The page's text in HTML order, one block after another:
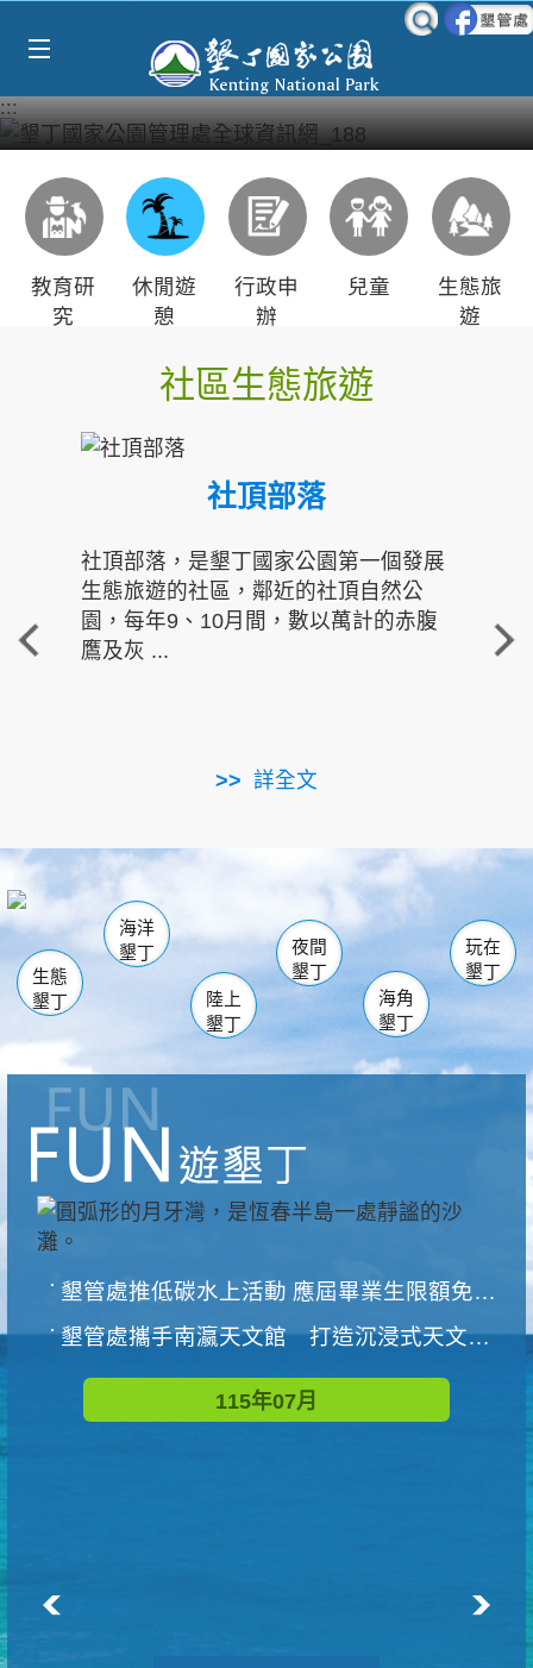
:::
教育研
究
休閒遊
憩
行政申
辦
兒童
生態旅
遊
社區生態旅遊
社頂部落
社頂部落，是墾丁國家公園第一個發展
生態旅遊的社區，鄰近的社頂自然公
園，每年9、10月間，數以萬計的赤腹
鷹及灰 ...
詳全文
重
走進
南仁湖
海生館
恆春 佳樂水
龍鑾潭自然中心 森林遊樂區
瓊麻館
關山 墾管處遊客中心
社頂公園 風吹沙
船帆石
白砂 龍磐公園
香蕉灣
砂島
鵝鑾鼻
生態
墾丁
海洋
墾丁
陸上
墾丁
夜間
墾丁
海角
墾丁
玩在
墾丁
墾管處推低碳水上活動 應屆畢業生限額免費參加
墾管處攜手南瀛天文館 打造沉浸式天文探索營隊
115年07月